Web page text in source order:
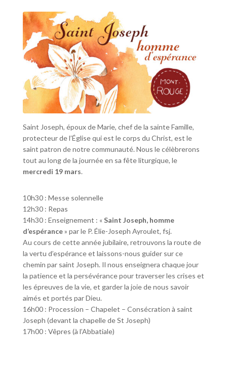
Saint Joseph, époux de Marie, chef de la sainte Famille,
protecteur de l’Église qui est le corps du Christ, est le
saint patron de notre communauté. Nous le célèbrerons
tout au long de la journée en sa fête liturgique, le
mercredi 19 mars.
10h30 : Messe solennelle
12h30 : Repas
14h30 : Enseignement : «Saint Joseph, homme
d’espérance» par le P. Élie-Joseph Ayroulet, fsj.
Au cours de cette année jubilaire, retrouvons la route de
la vertu d’espérance et laissons-nous guider sur ce
chemin par saint Joseph. Il nous enseignera chaque jour
la patience et la persévérance pour traverser les crises et
les épreuves de la vie, et garder la joie de nous savoir
aimés et portés par Dieu.
16h00 : Procession – Chapelet – Consécration à saint
Joseph (devant la chapelle de St Joseph)
17h00 : Vêpres (à l’Abbatiale)